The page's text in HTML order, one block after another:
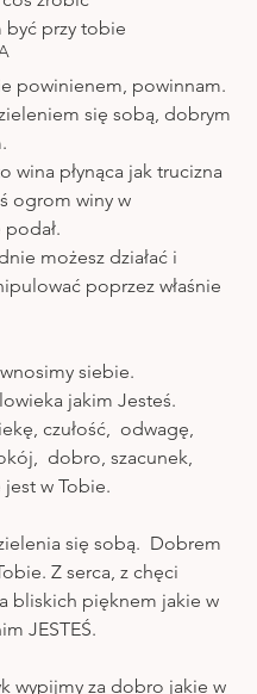
być przy tobie
powinienem, powinnam.
się sobą, dobrym
wina płynąca jak trucizna
ogrom winy w
możesz działać i
poprzez właśnie
siebie.
jakim Jesteś.
czułość,  odwagę,
dobro, szacunek,
w Tobie.
się sobą.  Dobrem
Z serca, z chęci
bliskich pięknem jakie w
JESTEŚ.
wypijmy za dobro jakie w